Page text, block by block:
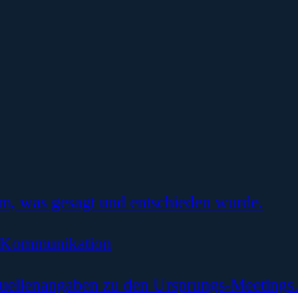
was gesagt und entschieden wurde.
zu den Ursprungs-Meetings.